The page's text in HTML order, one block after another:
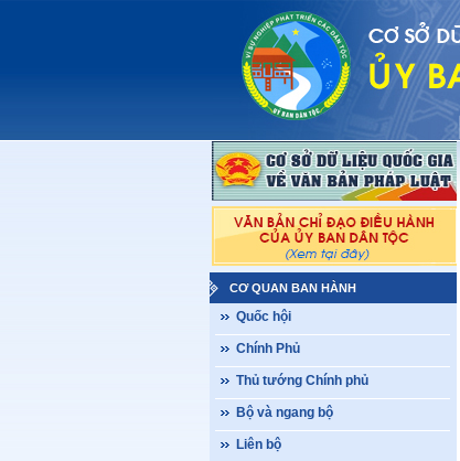
CƠ QUAN BAN HÀNH
Quốc hội
Chính Phủ
Thủ tướng Chính phủ
Bộ và ngang bộ
Liên bộ